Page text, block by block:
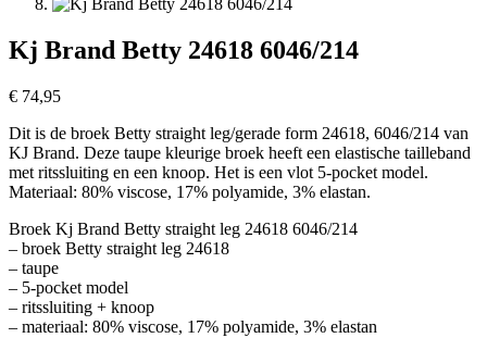
Kj Brand Betty 24618 6046/214
€ 74,95
Dit is de broek Betty straight leg/gerade form 24618, 6046/214 van
KJ Brand. Deze taupe kleurige broek heeft een elastische tailleband
met ritssluiting en een knoop. Het is een vlot 5-pocket model.
Materiaal: 80% viscose, 17% polyamide, 3% elastan.
Broek Kj Brand Betty straight leg 24618 6046/214
– broek Betty straight leg 24618
– taupe
– 5-pocket model
– ritssluiting + knoop
– materiaal: 80% viscose, 17% polyamide, 3% elastan